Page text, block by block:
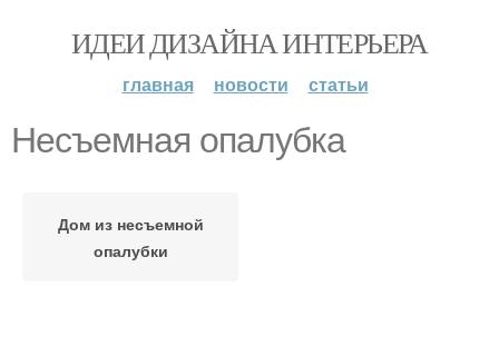
ИДЕИ ДИЗАЙНА ИНТЕРЬЕРА
главная новости статьи
Несъемная опалубка
Дом из несъемной
опалубки